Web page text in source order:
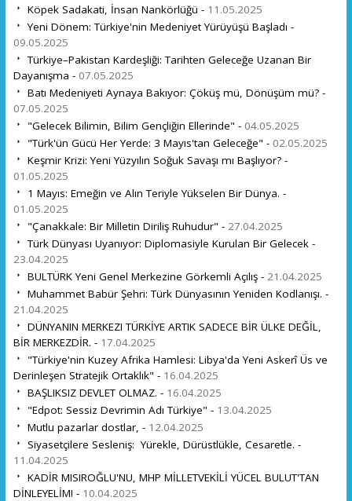
Köpek Sadakati, İnsan Nankörlüğü - 11.05.2025
Yeni Dönem: Türkiye'nin Medeniyet Yürüyüşü Başladı -
09.05.2025
Türkiye–Pakistan Kardeşliği: Tarihten Geleceğe Uzanan Bir
Dayanışma - 07.05.2025
Batı Medeniyeti Aynaya Bakıyor: Çöküş mü, Dönüşüm mü? -
07.05.2025
"Gelecek Bilimin, Bilim Gençliğin Ellerinde" - 04.05.2025
"Türk'ün Gücü Her Yerde: 3 Mayıs'tan Geleceğe" - 02.05.2025
Keşmir Krizi: Yeni Yüzyılın Soğuk Savaşı mı Başlıyor? -
01.05.2025
1 Mayıs: Emeğin ve Alın Teriyle Yükselen Bir Dünya. -
01.05.2025
"Çanakkale: Bir Milletin Diriliş Ruhudur" - 27.04.2025
Türk Dünyası Uyanıyor: Diplomasiyle Kurulan Bir Gelecek -
23.04.2025
BULTÜRK Yeni Genel Merkezine Görkemli Açılış - 21.04.2025
Muhammet Babür Şehri: Türk Dünyasının Yeniden Kodlanışı. -
21.04.2025
DÜNYANIN MERKEZI TÜRKİYE ARTIK SADECE BİR ÜLKE DEĞİL,
BİR MERKEZDİR. - 17.04.2025
"Türkiye'nin Kuzey Afrika Hamlesi: Libya'da Yeni Askerî Üs ve
Derinleşen Stratejik Ortaklık" - 16.04.2025
BAŞLIKSIZ DEVLET OLMAZ. - 16.04.2025
"Edpot: Sessiz Devrimin Adı Türkiye" - 13.04.2025
Mutlu pazarlar dostlar, - 12.04.2025
Siyasetçilere Sesleniş: Yürekle, Dürüstlükle, Cesaretle. -
11.04.2025
KADİR MISIROĞLU'NU, MHP MİLLETVEKİLİ YÜCEL BULUT'TAN
DİNLEYELİM! - 10.04.2025